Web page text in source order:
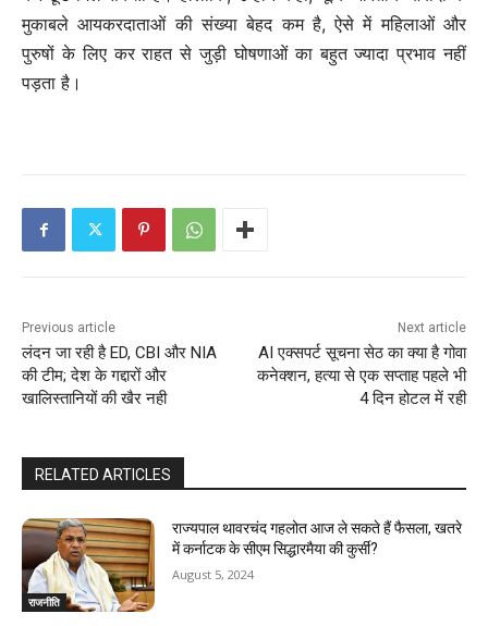
मुकाबले आयकरदाताओं की संख्या बेहद कम है, ऐसे में महिलाओं और
पुरुषों के लिए कर राहत से जुड़ी घोषणाओं का बहुत ज्यादा प्रभाव नहीं
पड़ता है।
Previous article
लंदन जा रही है ED, CBI और NIA
की टीम; देश के गद्दारों और
खालिस्तानियों की खैर नही
Next article
AI एक्सपर्ट सूचना सेठ का क्या है गोवा
कनेक्शन, हत्या से एक सप्ताह पहले भी
4 दिन होटल में रही
RELATED ARTICLES
राजनीति
राज्यपाल थावरचंद गहलोत आज ले सकते हैं फैसला, खतरे
में कर्नाटक के सीएम सिद्धारमैया की कुर्सी?
August 5, 2024